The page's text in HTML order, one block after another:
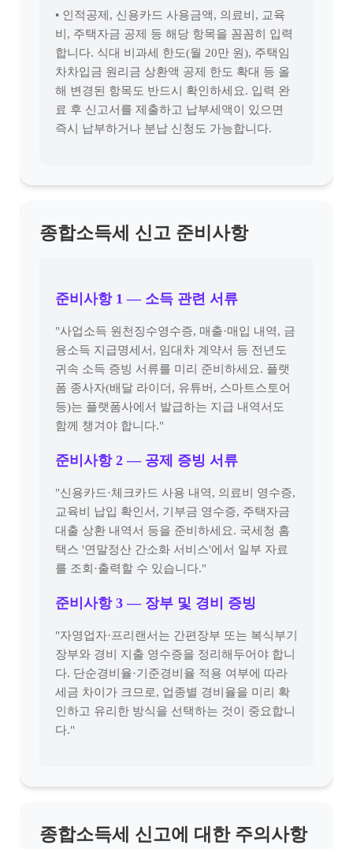
• 인적공제, 신용카드 사용금액, 의료비, 교육
비, 주택자금 공제 등 해당 항목을 꼼꼼히 입력
합니다. 식대 비과세 한도(월 20만 원), 주택임
차차입금 원리금 상환액 공제 한도 확대 등 올
해 변경된 항목도 반드시 확인하세요. 입력 완
료 후 신고서를 제출하고 납부세액이 있으면
즉시 납부하거나 분납 신청도 가능합니다.
종합소득세 신고 준비사항
준비사항 1 — 소득 관련 서류
"사업소득 원천징수영수증, 매출·매입 내역, 금
융소득 지급명세서, 임대차 계약서 등 전년도
귀속 소득 증빙 서류를 미리 준비하세요. 플랫
폼 종사자(배달 라이더, 유튜버, 스마트스토어
등)는 플랫폼사에서 발급하는 지급 내역서도
함께 챙겨야 합니다."
준비사항 2 — 공제 증빙 서류
"신용카드·체크카드 사용 내역, 의료비 영수증,
교육비 납입 확인서, 기부금 영수증, 주택자금
대출 상환 내역서 등을 준비하세요. 국세청 홈
택스 '연말정산 간소화 서비스'에서 일부 자료
를 조회·출력할 수 있습니다."
준비사항 3 — 장부 및 경비 증빙
"자영업자·프리랜서는 간편장부 또는 복식부기
장부와 경비 지출 영수증을 정리해두어야 합니
다. 단순경비율·기준경비율 적용 여부에 따라
세금 차이가 크므로, 업종별 경비율을 미리 확
인하고 유리한 방식을 선택하는 것이 중요합니
다."
종합소득세 신고에 대한 주의사항